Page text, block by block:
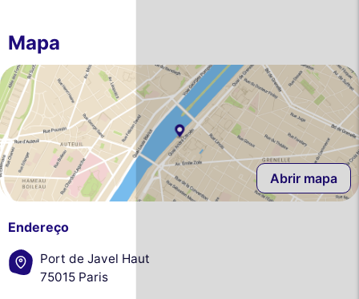
Mapa
Abrir mapa
Endereço
Port de Javel Haut
75015 Paris